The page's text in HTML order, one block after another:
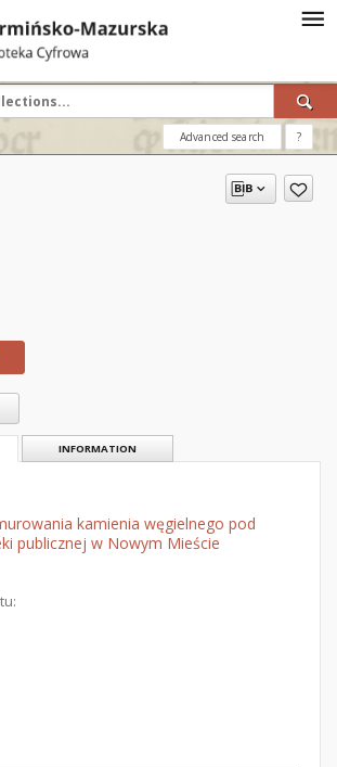
Advanced search ?
INFORMATION
kamienia węgielnego pod
publicznej w Nowym Mieście